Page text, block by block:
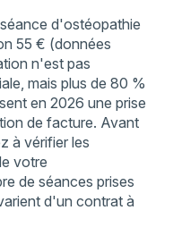
d'ostéopathie
55 € (données
n'est pas
mais plus de 80 %
en 2026 une prise
de facture. Avant
à vérifier les
votre
de séances prises
d'un contrat à